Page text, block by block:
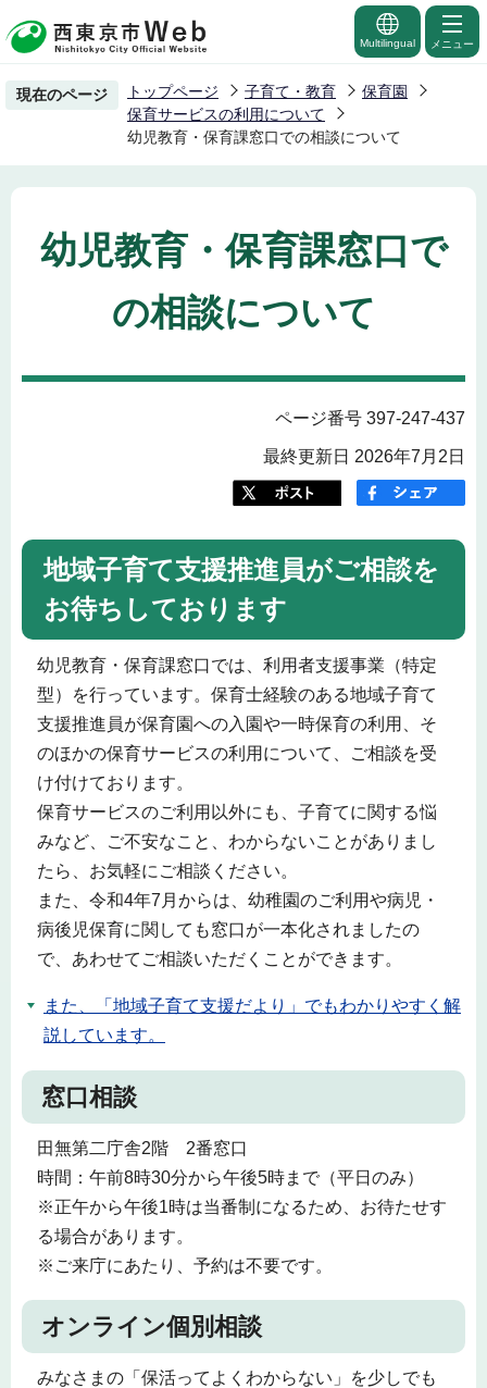
の
ー
の
先
Multilingual メニュー
現在のページ トップページ 子育て・教育
保育園
保育サービスの利用について
幼児教育・保育課窓口での相談について
幼児教育・保育課窓口で
の相談について
ページ番号 397-247-437
最終更新日 2026年7月2日
地域子育て支援推進員がご相談を
お待ちしております
幼児教育・保育課窓口では、利用者支援事業（特定
型）を行っています。保育士経験のある地域子育て
支援推進員が保育園への入園や一時保育の利用、そ
のほかの保育サービスの利用について、ご相談を受
け付けております。
保育サービスのご利用以外にも、子育てに関する悩
みなど、ご不安なこと、わからないことがありまし
たら、お気軽にご相談ください。
また、令和4年7月からは、幼稚園のご利用や病児・
病後児保育に関しても窓口が一本化されましたの
で、あわせてご相談いただくことができます。
また、「地域子育て支援だより」でもわかりやすく解
説しています。
窓口相談
田無第二庁舎2階 2番窓口
時間：午前8時30分から午後5時まで（平日のみ）
※正午から午後1時は当番制になるため、お待たせす
る場合があります。
※ご来庁にあたり、予約は不要です。
オンライン個別相談
みなさまの「保活ってよくわからない」を少しでも